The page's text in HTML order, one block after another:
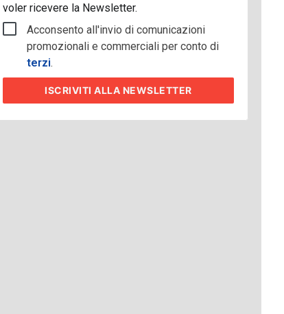
voler ricevere la Newsletter.
Acconsento all'invio di comunicazioni
promozionali e commerciali per conto di
terzi.
ISCRIVITIALLA NEWSLETTER